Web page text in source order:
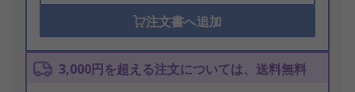
注文書へ追加
3,000円を超える注文については、送料無料